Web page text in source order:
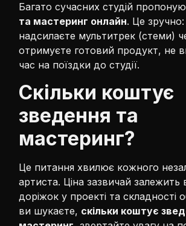
Багато сучасних студій
та мастеринг онлайн. Це
надсилаєте мультитрек (стеми)
отримуєте готовий продукт, не
час на поїздки до студії.
Скільки коштує
зведення та
мастеринг?
Це питання хвилює кожного
артиста. Ціна зазвичай залежить
доріжок у проекті та складності
ви шукаєте, скільки коштує